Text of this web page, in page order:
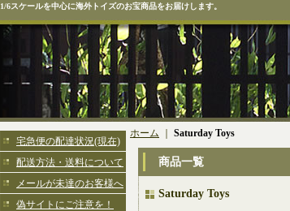
1/6スケールを中心に海外トイズのお宝商品をお届けします。
宅急便の配達状況(現在)
配送方法・送料について
メールが未達のお客様へ
偽サイトにご注意を！
ホーム Saturday Toys
商品一覧
Saturday Toys